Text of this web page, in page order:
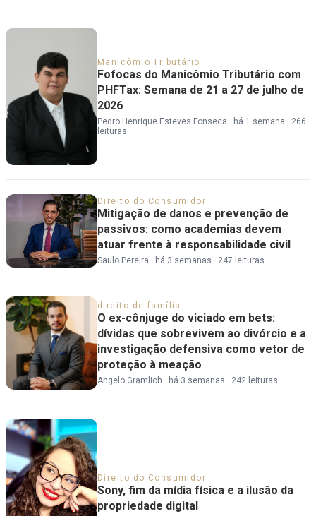
Manicômio Tributário
Fofocas do Manicômio Tributário com
PHFTax: Semana de 21 a 27 de julho de
2026
Pedro Henrique Esteves Fonseca · há 1 semana · 266
leituras
Direito do Consumidor
Mitigação de danos e prevenção de
passivos: como academias devem
atuar frente à responsabilidade civil
Saulo Pereira · há 3 semanas · 247 leituras
direito de família
O ex-cônjuge do viciado em bets:
dívidas que sobrevivem ao divórcio e a
investigação defensiva como vetor de
proteção à meação
Angelo Gramlich · há 3 semanas · 242 leituras
Direito do Consumidor
Sony, fim da mídia física e a ilusão da
propriedade digital